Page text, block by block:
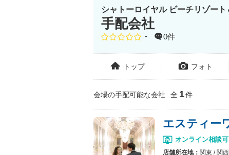
シャトーロイヤル ビーチリゾート
手配会社
点数
- 0件
トップ フォト
会場の手配可能な会社 全 1件
エスティー
オンライン相談可
店舗所在地： 関東 関西